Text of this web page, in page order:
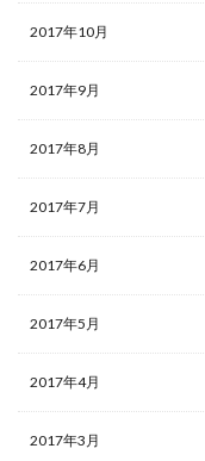
2017年10月
2017年9月
2017年8月
2017年7月
2017年6月
2017年5月
2017年4月
2017年3月